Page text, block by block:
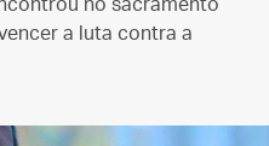
no sacramento
a luta contra a